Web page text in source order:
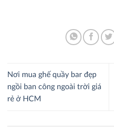
Nơi mua ghế quầy bar đẹp
ngồi ban công ngoài trời giá
rẻ ở HCM